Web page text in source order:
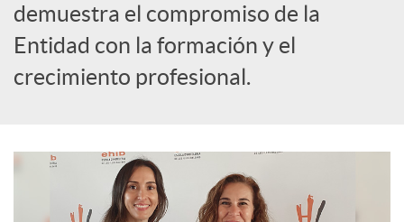
demuestra el compromiso de la
Entidad con la formación y el
crecimiento profesional.